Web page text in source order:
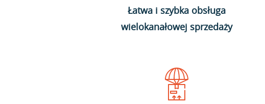
Łatwa i szybka obsługa
wielokanałowej sprzedaży